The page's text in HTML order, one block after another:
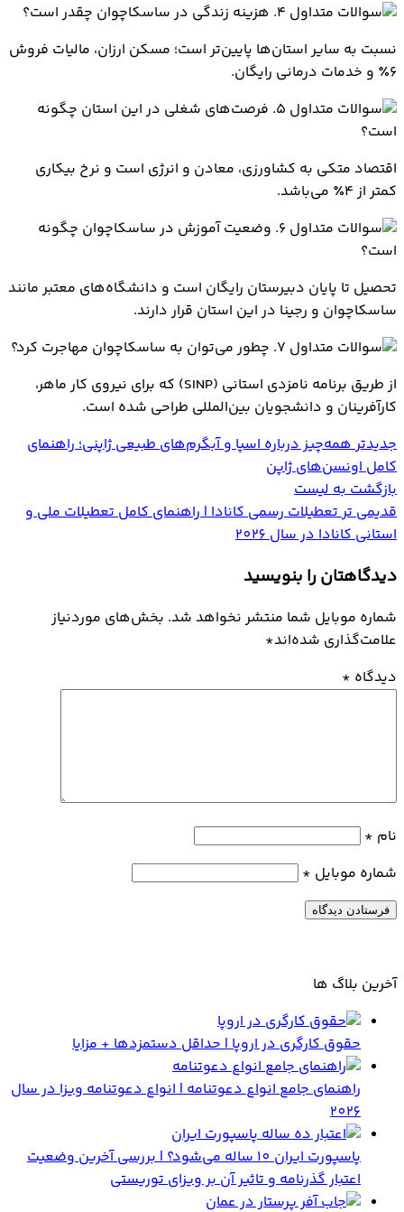
۴. هزینه زندگی در ساسکاچوان چقدر است؟
نسبت به سایر استان‌ها پایین‌تر است؛ مسکن ارزان، مالیات فروش
۶٪ و خدمات درمانی رایگان.
۵. فرصت‌های شغلی در این استان چگونه
است؟
اقتصاد متکی به کشاورزی، معادن و انرژی است و نرخ بیکاری
کمتر از ۴٪ می‌باشد.
۶. وضعیت آموزش در ساسکاچوان چگونه
است؟
تحصیل تا پایان دبیرستان رایگان است و دانشگاه‌های معتبر مانند
ساسکاچوان و رجینا در این استان قرار دارند.
۷. چطور می‌توان به ساسکاچوان مهاجرت کرد؟
از طریق برنامه نامزدی استانی (SINP) که برای نیروی کار ماهر،
کارآفرینان و دانشجویان بین‌المللی طراحی شده است.
جدیدترهمه‌چیز درباره اسپا و آبگرم‌های طبیعی ژاپنی؛ راهنمای
کامل اونسن‌های ژاپن
بازگشت به لیست
قدیمی ترتعطیلات رسمی کانادا | راهنمای کامل تعطیلات ملی و
استانی کانادا در سال 2026
دیدگاهتان را بنویسید
شماره موبایل شما منتشر نخواهد شد. بخش‌های موردنیاز
علامت‌گذاری شده‌اند*
دیدگاه *
نام *
شماره موبایل *
آخرین بلاگ ها
حقوق کارگری در اروپا | حداقل دستمزدها + مزایا
راهنمای جامع انواع دعوتنامه | انواع دعوتنامه ویزا در سال
2026
پاسپورت ایران 10 ساله می‌شود؟ | بررسی آخرین وضعیت
اعتبار گذرنامه و تاثیر آن بر ویزای توریستی